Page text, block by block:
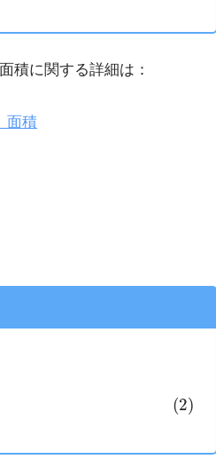
積に関する詳細は：
面積
(2)